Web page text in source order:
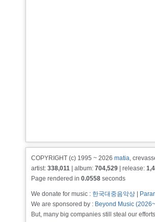
COPYRIGHT (c) 1995 ~ 2026 matia,
artist: 338,011 | album: 704,529 | release:
Page rendered in 0.0558 seconds
We donate for music : 한국대중음악상
We are sponsored by : Beyond Music
But, many big companies still steal our